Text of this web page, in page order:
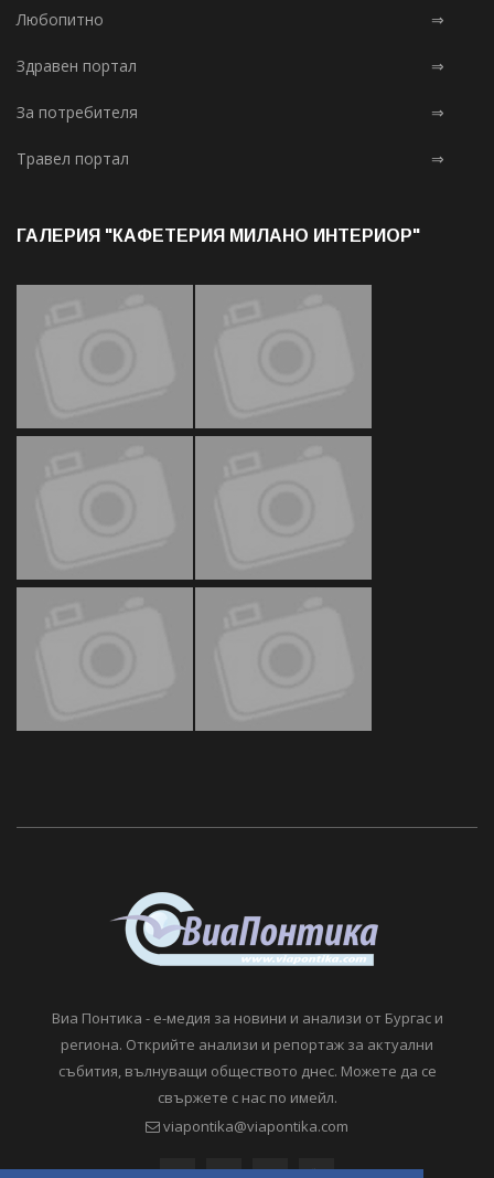
Любопитно ⇒
Здравен портал ⇒
За потребителя ⇒
Травел портал ⇒
ГАЛЕРИЯ "КАФЕТЕРИЯ МИЛАНО ИНТЕРИОР"
Виа Понтика - е-медия за новини и анализи от Бургас и
региона. Открийте анализи и репортаж за актуални
събития, вълнуващи обществото днес. Можете да се
свържете с нас по имейл.
viapontika@viapontika.com